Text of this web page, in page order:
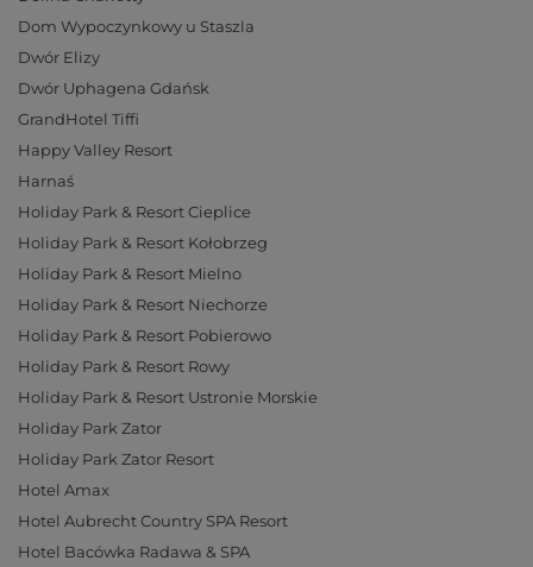
Dom Wypoczynkowy u Staszla
Dwór Elizy
Dwór Uphagena Gdańsk
GrandHotel Tiffi
Happy Valley Resort
Harnaś
Holiday Park & Resort Cieplice
Holiday Park & Resort Kołobrzeg
Holiday Park & Resort Mielno
Holiday Park & Resort Niechorze
Holiday Park & Resort Pobierowo
Holiday Park & Resort Rowy
Holiday Park & Resort Ustronie Morskie
Holiday Park Zator
Holiday Park Zator Resort
Hotel Amax
Hotel Aubrecht Country SPA Resort
Hotel Bacówka Radawa & SPA